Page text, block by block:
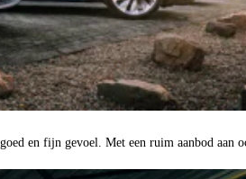
en fijn gevoel. Met een ruim aanbod aan